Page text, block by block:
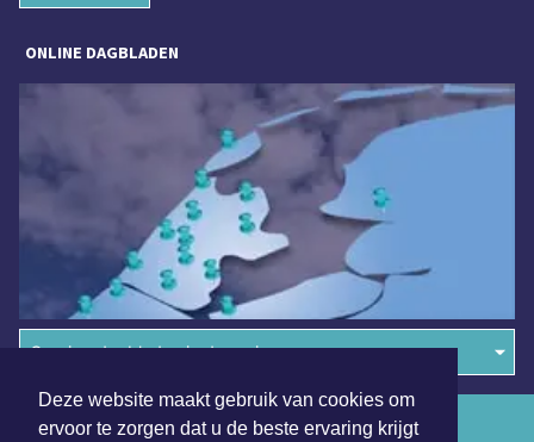
Deze website maakt gebruik van cookies om
ervoor te zorgen dat u de beste ervaring krijgt
ONLINE DAGBLADEN
Overige dagbladen in de regio
Algemene voorwaarden